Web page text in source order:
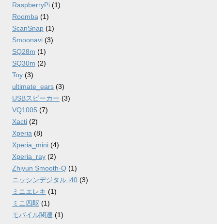
RaspberryPi (1)
Roomba (1)
ScanSnap (1)
Smoonavi (3)
SQ28m (1)
SQ30m (2)
Toy (3)
ultimate_ears (3)
USBスピーカー (3)
VQ1005 (7)
Xacti (2)
Xperia (8)
Xperia_mini (4)
Xperia_ray (2)
Zhiyun Smooth-Q (1)
ニッシンデジタル i40 (3)
ミニエレキ (1)
ミニ四駆 (1)
モバイル関連 (1)